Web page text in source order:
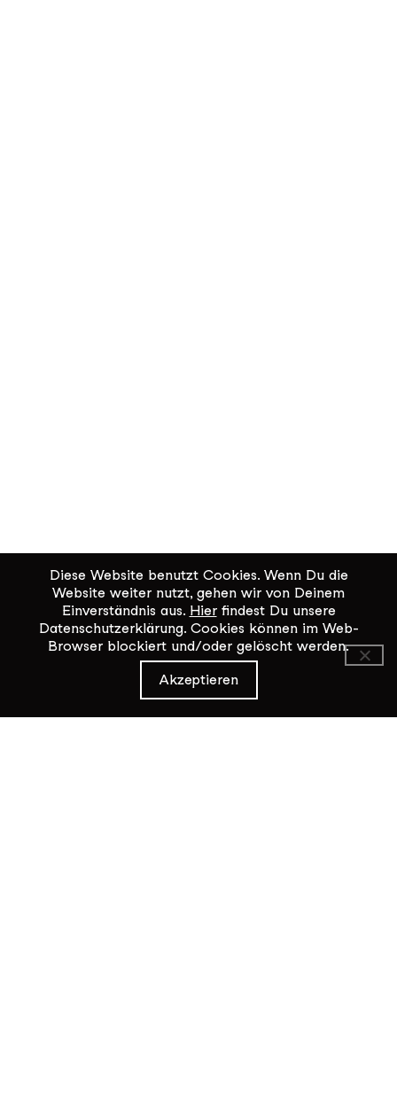
KiK Kultur im Kammgarn
Baumgartenstrasse 19
8200 Schaffhausen
Diese Website benutzt Cookies. Wenn Du die
Website weiter nutzt, gehen wir von Deinem
Einverständnis aus. Hierfindest Du unsere
Datenschutzerklärung. Cookies können im Web-
Browser blockiert und/oder gelöscht werden.
Akzeptieren